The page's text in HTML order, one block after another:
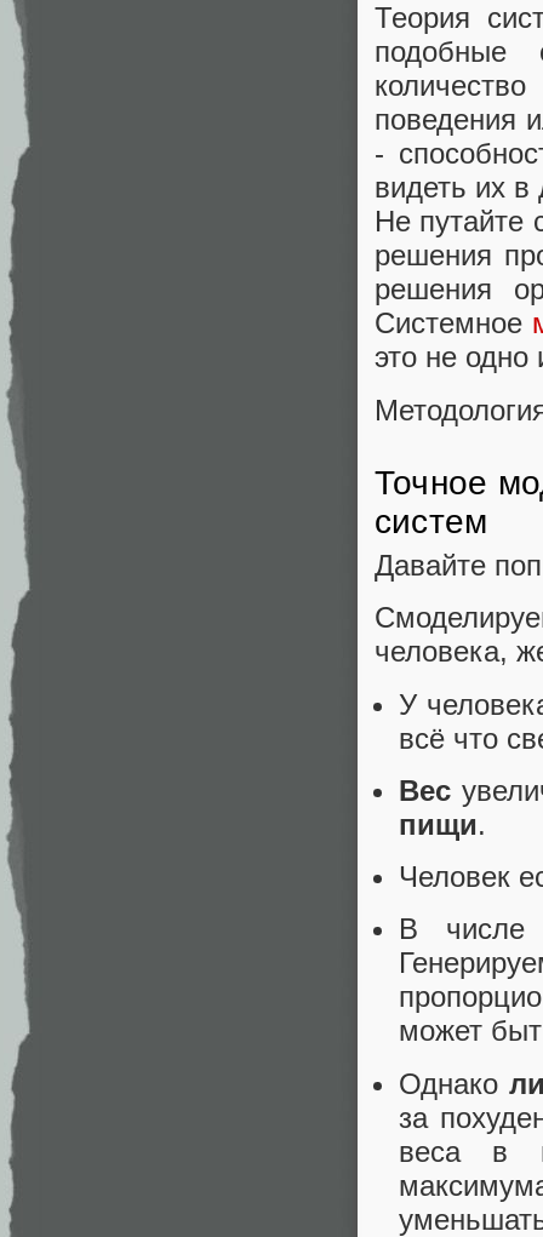
Теория
подобные
поведения
-
видеть их в
Не путайте
решения
решения
Системное
это не одно
Точное
систем
Давайте
человека,
У
всё что
Вес
пищи.
Человек
В числе
может
Однако
за
веса в